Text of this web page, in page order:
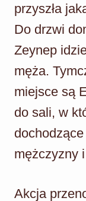
przyszła
Do drzwi
Zeynep
męża.
miejsce są
do sali, w
mężczyzny
Akcja